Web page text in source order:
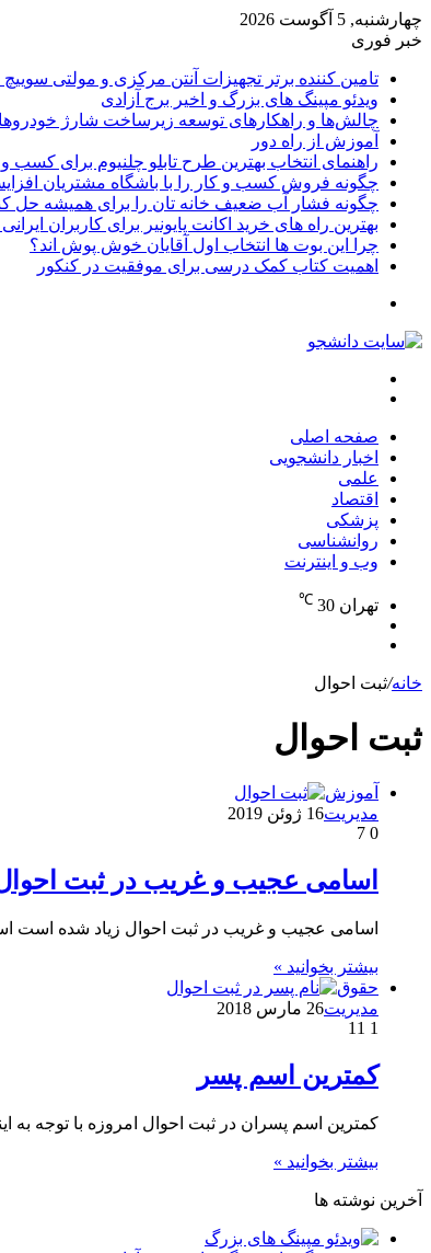
چهارشنبه, 5 آگوست 2026
خبر فوری
تامین کننده برتر تجهیزات آنتن مرکزی و مولتی سوییچ
ویدئو مپینگ های بزرگ و اخیر برج آزادی
چالش‌ها و راهکارهای توسعه زیرساخت شارژ
آموزش از راه دور
راهنمای انتخاب بهترین طرح تابلو چلنیوم برای کسب
چگونه فروش کسب و کار را با باشگاه مشتریان
چگونه فشار آب ضعیف خانه تان را برای همیشه حل
بهترین راه های خرید اکانت پایونیر برای کاربران
چرا این بوت ها انتخاب اول آقایان خوش پوش اند؟
اهمیت کتاب کمک درسی برای موفقیت در کنکور
صفحه اصلی
اخبار دانشجویی
علمی
اقتصاد
پزشکی
روانشناسی
وب و اینترنت
تهران 30
℃
خانه/ثبت احوال
ثبت احوال
آموزش
مدیریت16 ژوئن 2019
0
اسامی عجیب و غریب در ثبت
اسامی عجیب و غریب در ثبت احوال زیاد شده است
بیشتر بخوانید »
حقوق
مدیریت26 مارس 2018
1
کمترین اسم پسر
کمترین اسم پسران در ثبت احوال امروزه با توجه به
بیشتر بخوانید »
آخرین نوشته ها